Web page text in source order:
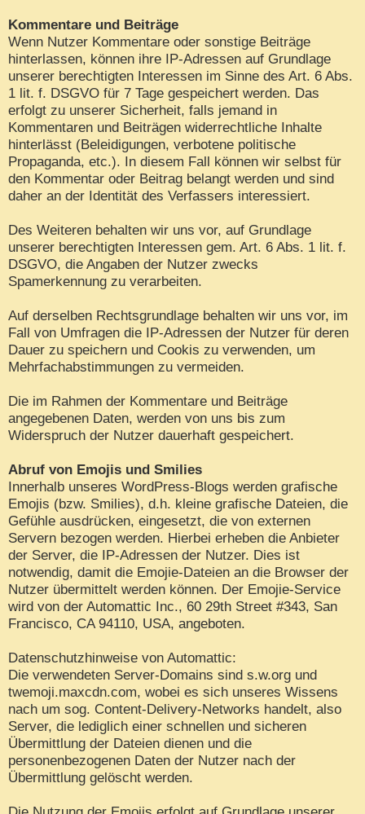
Kommentare und Beiträge
Wenn Nutzer Kommentare oder sonstige Beiträge
hinterlassen, können ihre IP-Adressen auf Grundlage
unserer berechtigten Interessen im Sinne des Art. 6 Abs.
1 lit. f. DSGVO für 7 Tage gespeichert werden. Das
erfolgt zu unserer Sicherheit, falls jemand in
Kommentaren und Beiträgen widerrechtliche Inhalte
hinterlässt (Beleidigungen, verbotene politische
Propaganda, etc.). In diesem Fall können wir selbst für
den Kommentar oder Beitrag belangt werden und sind
daher an der Identität des Verfassers interessiert.
Des Weiteren behalten wir uns vor, auf Grundlage
unserer berechtigten Interessen gem. Art. 6 Abs. 1 lit. f.
DSGVO, die Angaben der Nutzer zwecks
Spamerkennung zu verarbeiten.
Auf derselben Rechtsgrundlage behalten wir uns vor, im
Fall von Umfragen die IP-Adressen der Nutzer für deren
Dauer zu speichern und Cookis zu verwenden, um
Mehrfachabstimmungen zu vermeiden.
Die im Rahmen der Kommentare und Beiträge
angegebenen Daten, werden von uns bis zum
Widerspruch der Nutzer dauerhaft gespeichert.
Abruf von Emojis und Smilies
Innerhalb unseres WordPress-Blogs werden grafische
Emojis (bzw. Smilies), d.h. kleine grafische Dateien, die
Gefühle ausdrücken, eingesetzt, die von externen
Servern bezogen werden. Hierbei erheben die Anbieter
der Server, die IP-Adressen der Nutzer. Dies ist
notwendig, damit die Emojie-Dateien an die Browser der
Nutzer übermittelt werden können. Der Emojie-Service
wird von der Automattic Inc., 60 29th Street #343, San
Francisco, CA 94110, USA, angeboten.
Datenschutzhinweise von Automattic:
Die verwendeten Server-Domains sind s.w.org und
twemoji.maxcdn.com, wobei es sich unseres Wissens
nach um sog. Content-Delivery-Networks handelt, also
Server, die lediglich einer schnellen und sicheren
Übermittlung der Dateien dienen und die
personenbezogenen Daten der Nutzer nach der
Übermittlung gelöscht werden.